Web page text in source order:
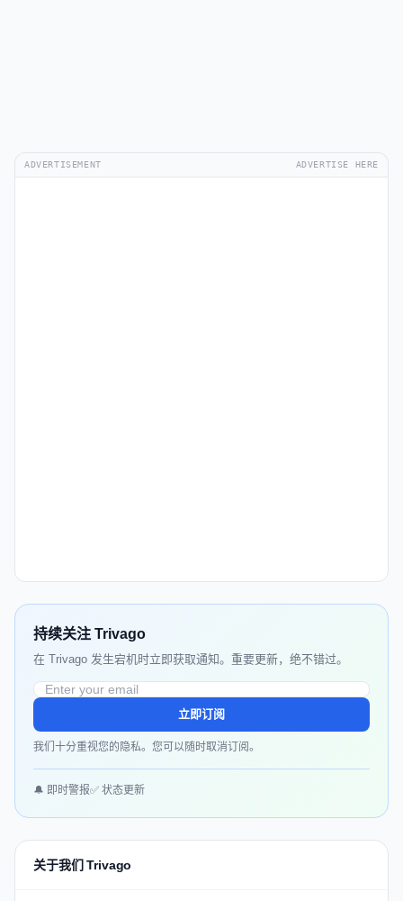
ADVERTISEMENT ADVERTISE HERE
持续关注 Trivago
在 Trivago 发生宕机时立即获取通知。重要更新，绝不错过。
立即订阅
我们十分重视您的隐私。您可以随时取消订阅。
🔔 即时警报✅ 状态更新
关于我们 Trivago